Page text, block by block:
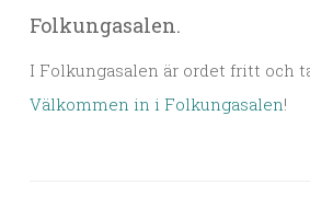
Folkungasalen.
I Folkungasalen är ordet fritt och
Välkommen in i Folkungasalen!